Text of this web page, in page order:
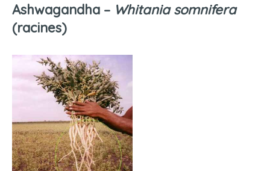
Ashwagandha – Whitania somnifera
(racines)